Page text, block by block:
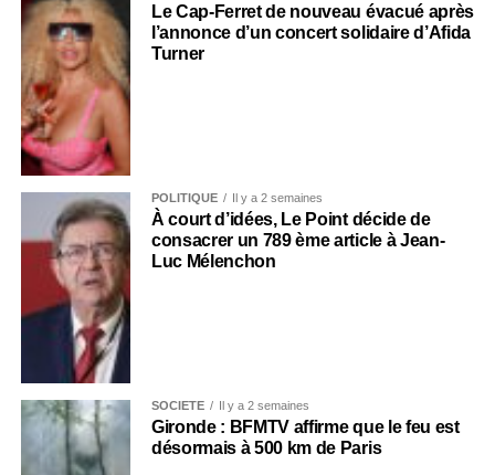
Le Cap-Ferret de nouveau évacué après
l’annonce d’un concert solidaire d’Afida
Turner
POLITIQUE Il y a 2 semaines
À court d’idées, Le Point décide de
consacrer un 789 ème article à Jean-
Luc Mélenchon
SOCIÉTÉ Il y a 2 semaines
Gironde : BFMTV affirme que le feu est
désormais à 500 km de Paris